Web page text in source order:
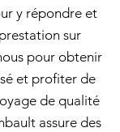
y répondre et
sur
pour obtenir
et profiter de
de qualité
assure des